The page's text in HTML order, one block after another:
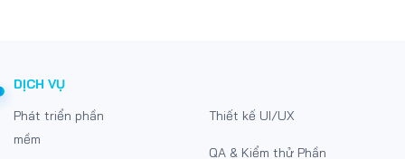
DỊCH VỤ
Phát triển phần
mềm
Thiết kế UI/UX
QA & Kiểm thử Phần